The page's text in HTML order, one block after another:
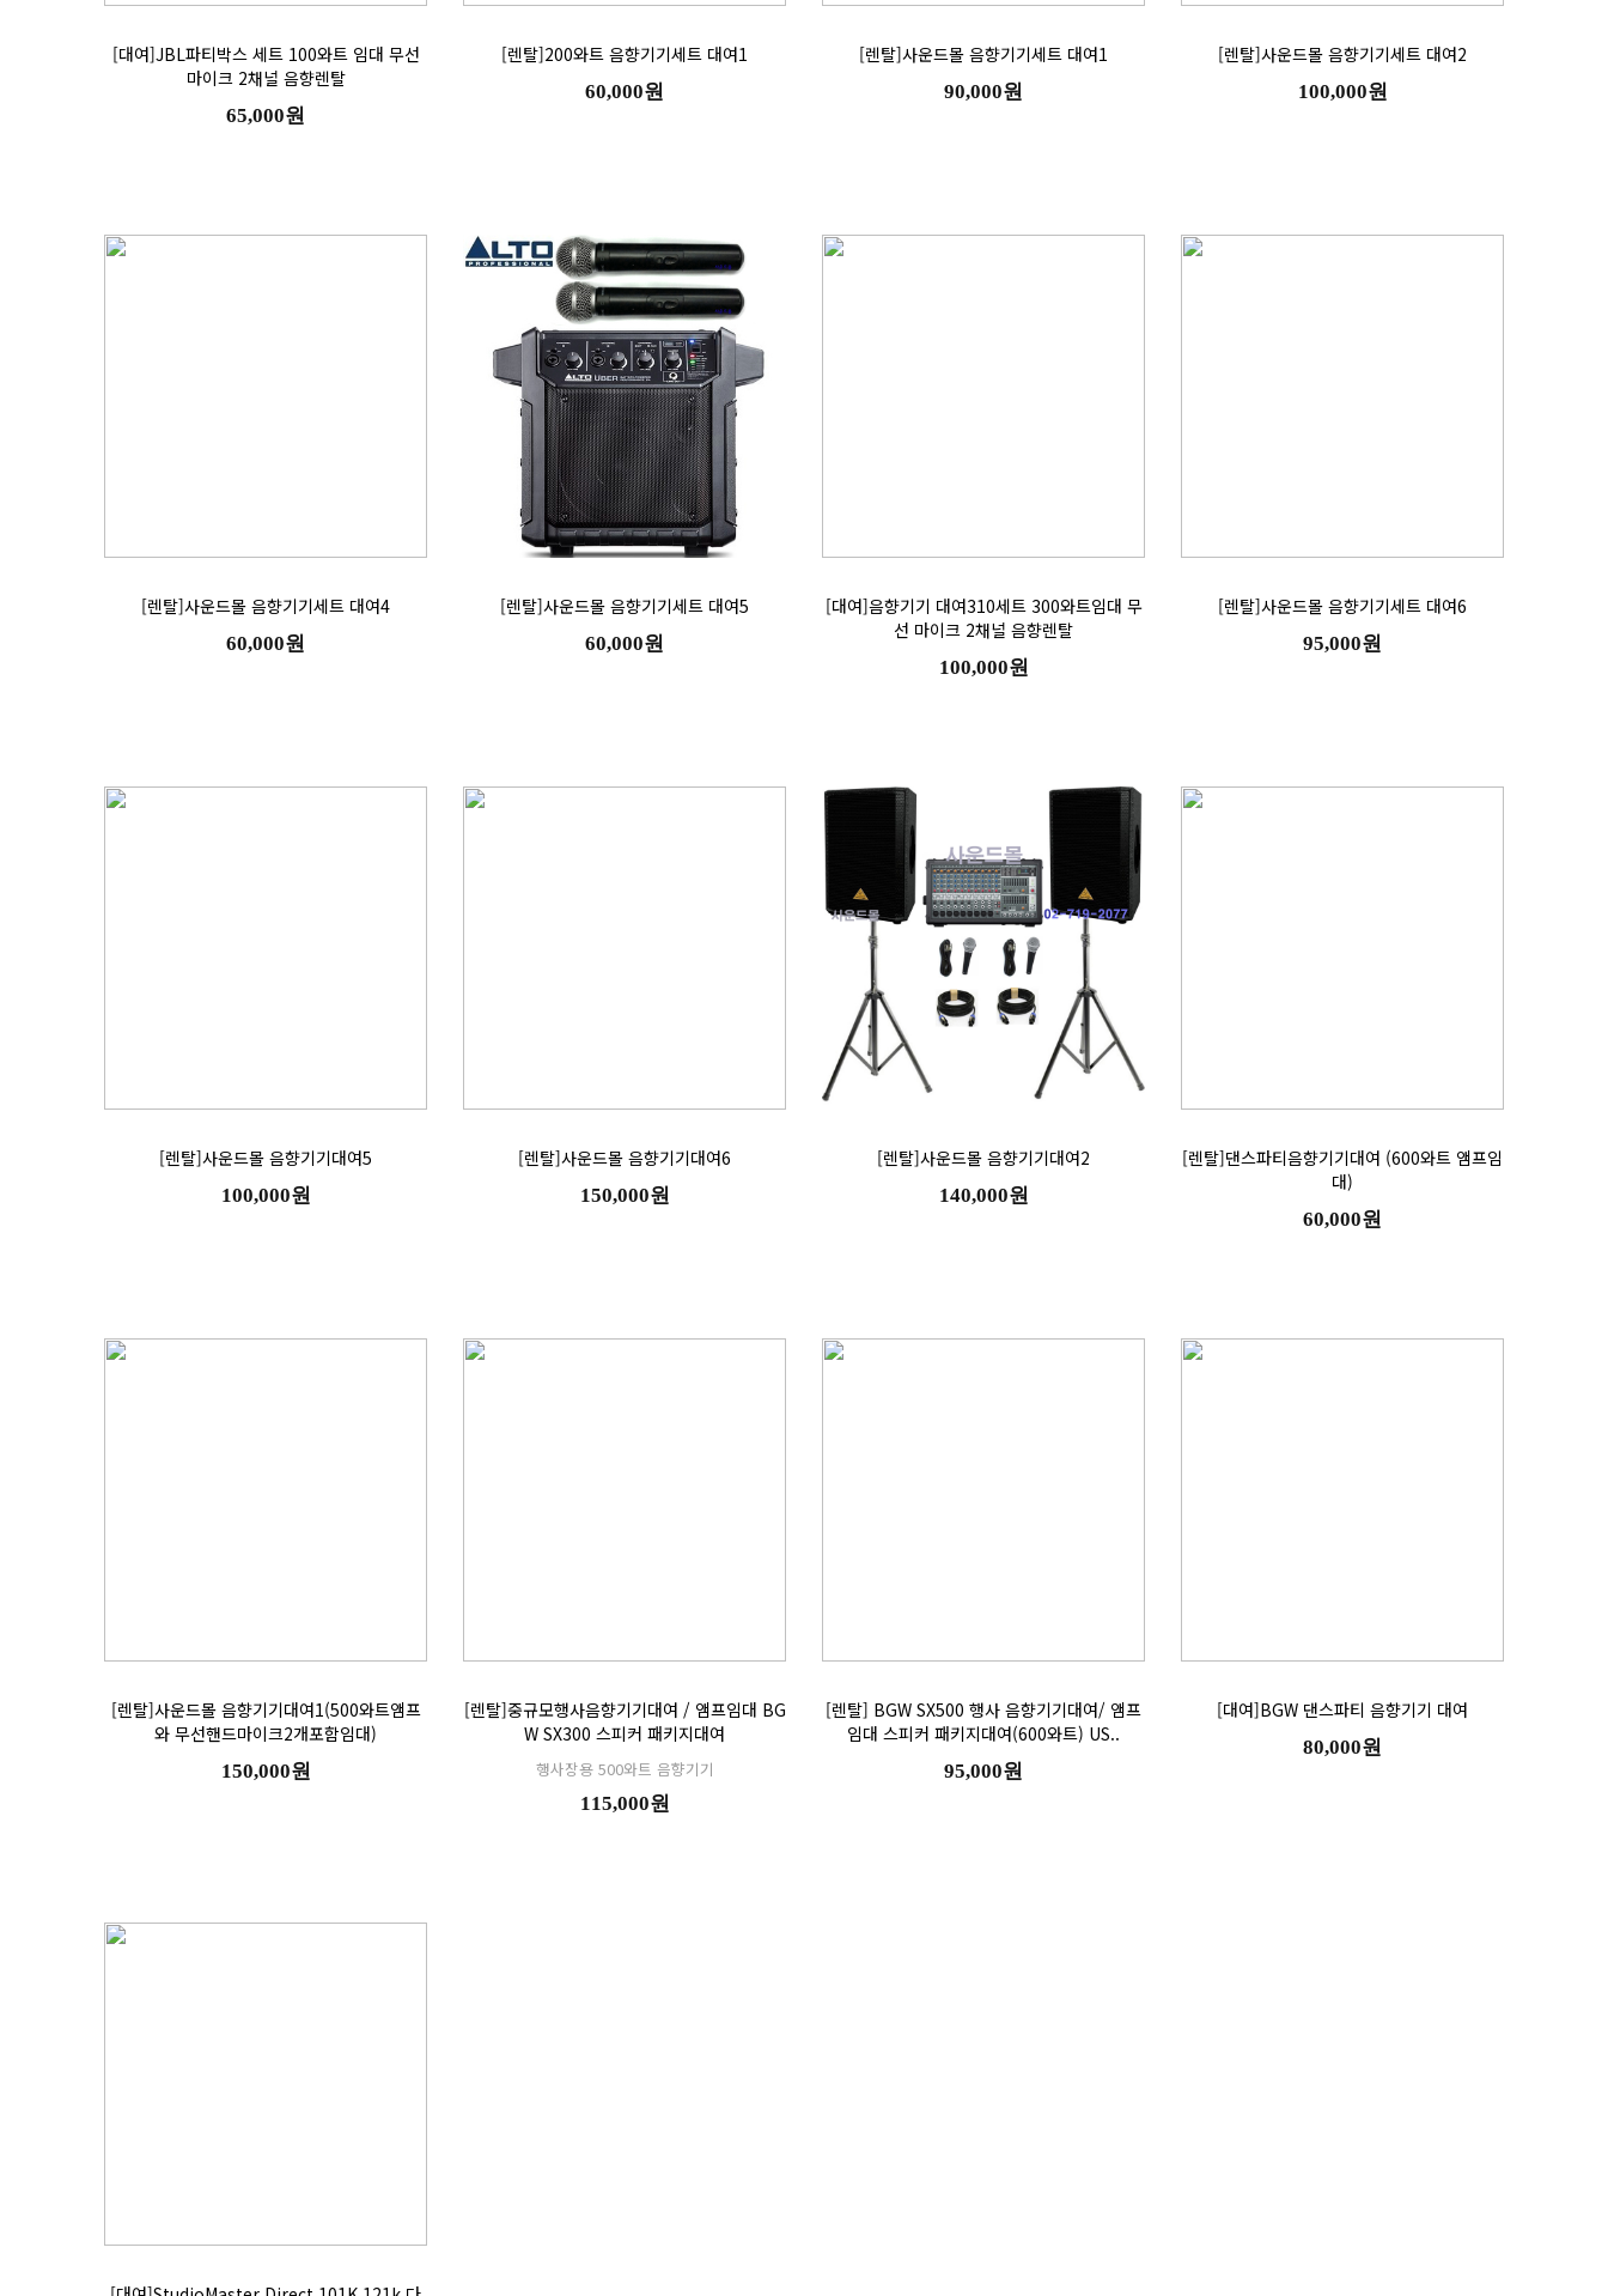
마이크 2채널 음향렌탈
65,000원
[렌탈]200와트 음향기기세트 대여1
60,000원
[렌탈]사운드몰 음향기기세트 대여1
90,000원
[렌탈]사운드몰 음향기기세트 대여2
100,000원
[렌탈]사운드몰 음향기기세트 대여4
60,000원
[렌탈]사운드몰 음향기기세트 대여5
60,000원
선 마이크 2채널 음향렌탈
100,000원
[렌탈]사운드몰 음향기기세트 대여6
95,000원
[렌탈]사운드몰 음향기기대여5
100,000원
[렌탈]사운드몰 음향기기대여6
150,000원
[렌탈]사운드몰 음향기기대여2
140,000원
대)
60,000원
와 무선핸드마이크2개포함임대)
150,000원
W SX300 스피커 패키지대여
행사장용 500와트 음향기기
115,000원
임대 스피커 패키지대여(600와트) US..
95,000원
[대여]BGW 댄스파티 음향기기 대여
80,000원